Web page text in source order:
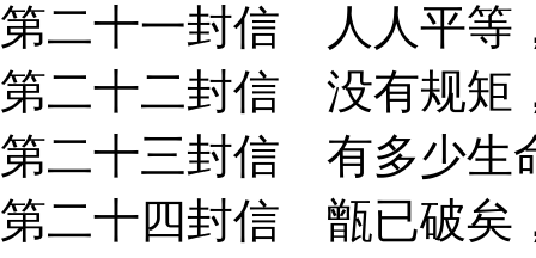
第二十一封信 人人平等
第二十二封信 没有规矩
第二十三封信 有多少生
第二十四封信 甑已破矣